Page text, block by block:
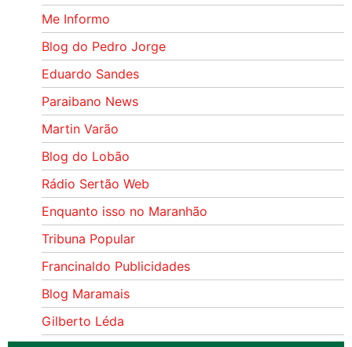
Me Informo
Blog do Pedro Jorge
Eduardo Sandes
Paraibano News
Martin Varão
Blog do Lobão
Rádio Sertão Web
Enquanto isso no Maranhão
Tribuna Popular
Francinaldo Publicidades
Blog Maramais
Gilberto Léda